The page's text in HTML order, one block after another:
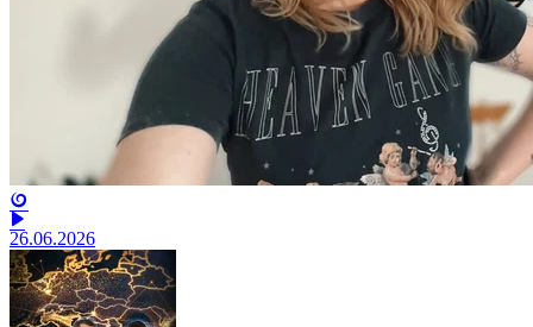
26.06.2026